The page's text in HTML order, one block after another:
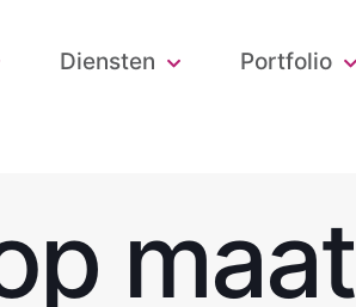
Diensten Portfolio
maat